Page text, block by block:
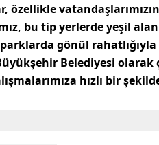
özellikle
bu tip yerlerde yeşil
gönül
Belediyesi olarak
hızlı bir